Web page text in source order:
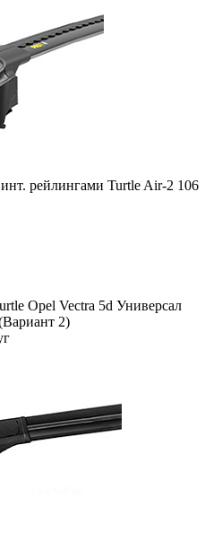
рейлингами Turtle Air-2 106
Opel Vectra 5d Универсал
2)